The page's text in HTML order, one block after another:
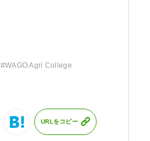
#WAGO Agri College
URLをコピー